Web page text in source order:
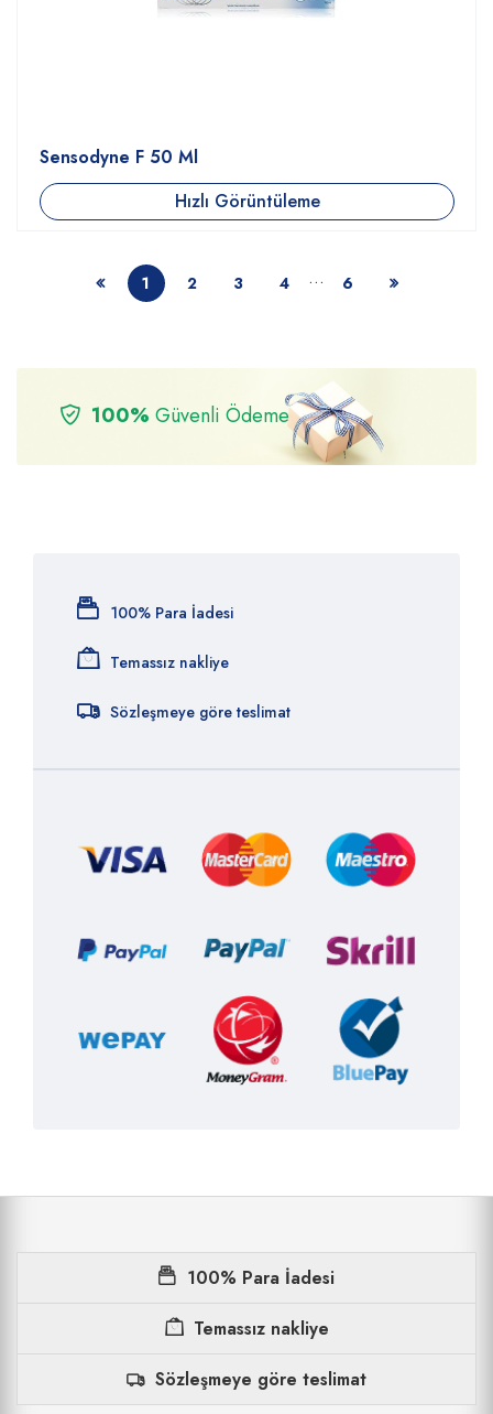
Sensodyne F 50 Ml
Hızlı Görüntüleme
1 2 3 4 … 6
100% Güvenli Ödeme
100% Para İadesi
Temassız nakliye
Sözleşmeye göre teslimat
100% Para İadesi
Temassız nakliye
Sözleşmeye göre teslimat